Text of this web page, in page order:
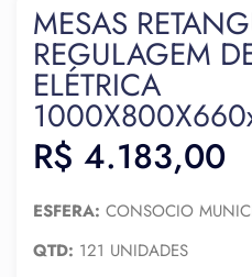
MESAS
REGULAGEM
ELÉTRICA
R$ 4.183,00
ESFERA: CONSOCIO
QTD: 121 UNIDADES